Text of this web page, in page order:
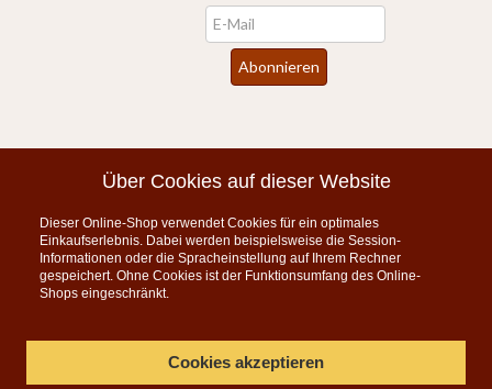
Abonnieren
Instagram
KONTAKT
Über Cookies auf dieser Website
Dieser Online-Shop verwendet Cookies für ein optimales
Einkaufserlebnis. Dabei werden beispielsweise die Session-
Informationen oder die Spracheinstellung auf Ihrem Rechner
gespeichert. Ohne Cookies ist der Funktionsumfang des Online-
Shops eingeschränkt.
Cookies akzeptieren